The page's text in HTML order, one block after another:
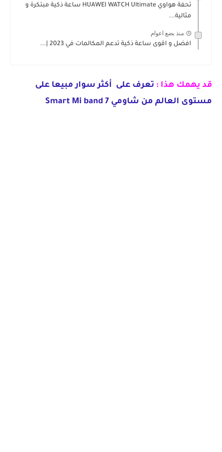
تحفة هواوي HUAWEI WATCH Ultimate ساعة ذكية مبتكرة و
مثالية...
منذ بضع اعوام
افضل و اقوى ساعة ذكية تدعم المكالمات في 2023 |...
قد يهمك هذا : تعرف على أكثر سوار مبيعا على
مستوى العالم من شاومي Smart Mi band 7